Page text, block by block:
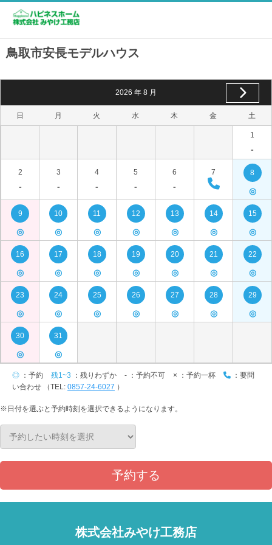
鳥取市安長モデルハウス
2026 年 8 月
日 月 火 水 木 金 土
1
-
2
-
3
-
4
-
5
-
6
-
7 8
◎
9
◎
10
◎
11
◎
12
◎
13
◎
14
◎
15
◎
16
◎
17
◎
18
◎
19
◎
20
◎
21
◎
22
◎
23
◎
24
◎
25
◎
26
◎
27
◎
28
◎
29
◎
30
◎
31
◎
◎ ：予約 残1~3 ：残りわずか - ：予約不可 × ：予約一杯
：要問
い合わせ （TEL: 0857-24-6027 ）
※日付を選ぶと予約時刻を選択できるようになります。
予約する
株式会社みやけ工務店